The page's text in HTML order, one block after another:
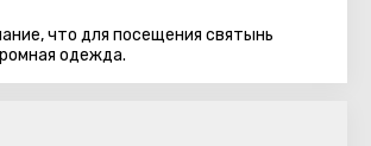
что для посещения святынь
одежда.